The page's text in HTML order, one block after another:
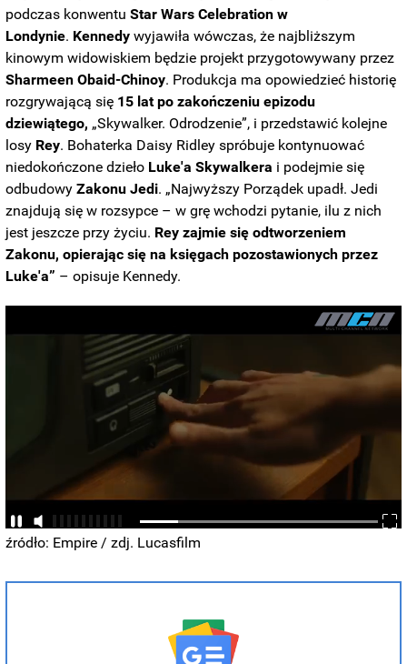
podczas konwentuStar Wars Celebration w
Londynie. Kennedywyjawiła wówczas, że najbliższym
kinowym widowiskiem będzie projekt przygotowywany przez
Sharmeen Obaid-Chinoy. Produkcja ma opowiedzieć historię
rozgrywającą się 15 lat po zakończeniu epizodu
dziewiątego, „Skywalker. Odrodzenie”, i przedstawić kolejne
losy Rey. Bohaterka Daisy Ridley spróbuje kontynuować
niedokończone dzieło Luke'a Skywalkera i podejmie się
odbudowyZakonu Jedi. „Najwyższy Porządek upadł. Jedi
znajdują się w rozsypce – w grę wchodzi pytanie, ilu z nich
jest jeszcze przy życiu. Rey zajmie się odtworzeniem
Zakonu, opierając się na księgach pozostawionych przez
Luke'a” – opisuje Kennedy.
źródło: Empire / zdj. Lucasfilm